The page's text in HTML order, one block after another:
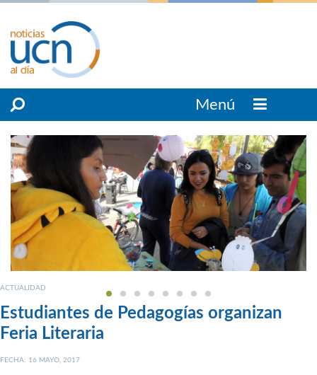
Menú
ACTUALIDAD
Estudiantes de Pedagogías organizan
Feria Literaria
FECHA: 16 MAYO, 2017